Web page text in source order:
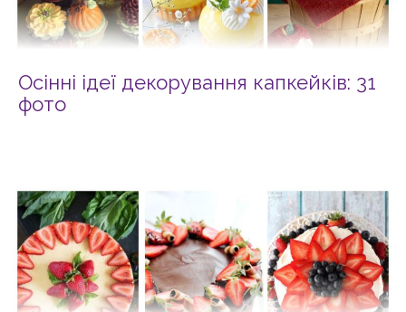
Осінні ідеї декорування капкейків: 31
фото